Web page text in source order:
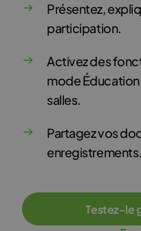
Présentez,
participation.
Activez des
mode Éducation
salles.
Partagez vos
enregistrements.
Testez-le